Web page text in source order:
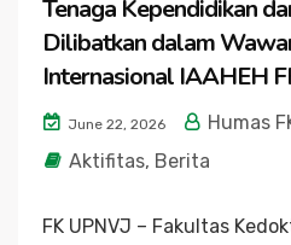
Tenaga Kependidikan
Dilibatkan dalam
Internasional IAAHEH
June 22, 2026
Humas
Aktifitas, Berita
FK UPNVJ – Fakultas